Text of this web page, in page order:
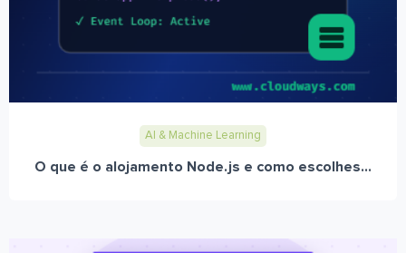
AI & Machine Learning
O que é o alojamento Node.js e como escolhes...